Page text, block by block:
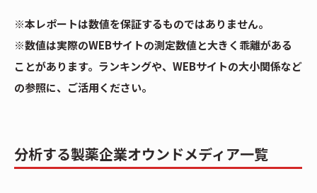
※本レポートは数値を保証するものではありません。
※数値は実際のWEBサイトの測定数値と大きく乖離がある
ことがあります。ランキングや、WEBサイトの大小関係など
の参照に、ご活用ください。
分析する製薬企業オウンドメディア一覧